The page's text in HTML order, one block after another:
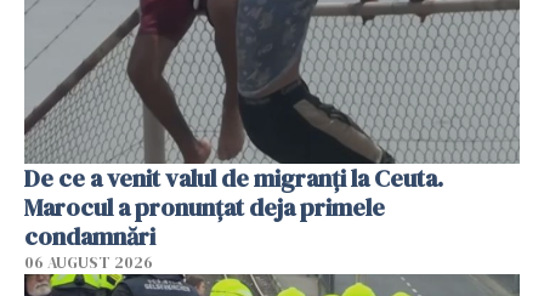
De ce a venit valul de migranți la Ceuta.
Marocul a pronunțat deja primele
condamnări
06 AUGUST 2026